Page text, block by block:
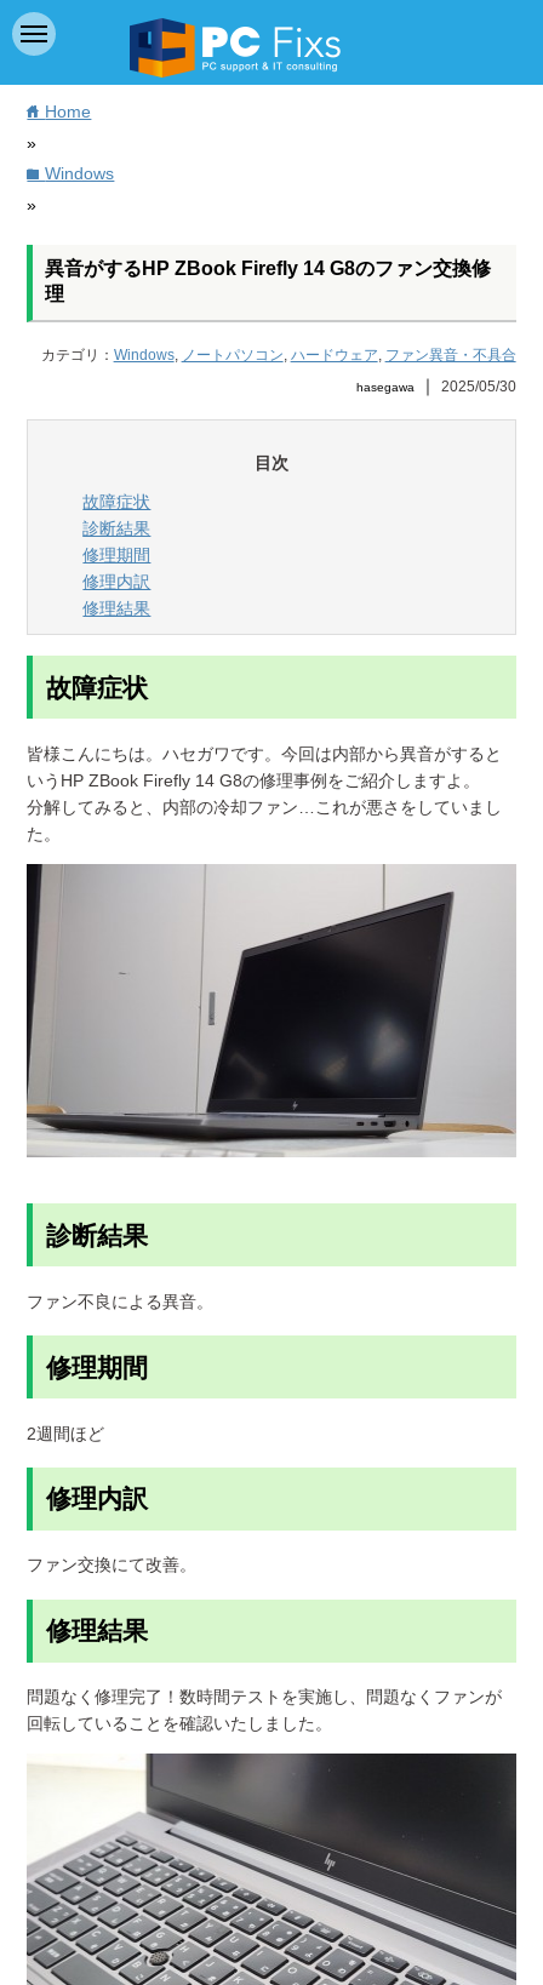
home Home
»
folderWindows
»
異音がするHP ZBook Firefly 14 G8のファン交換修
理
カテゴリ： Windows, ノートパソコン, ハードウェア, ファン異音・不具合
hasegawa ｜ 2025/05/30
目次
故障症状
診断結果
修理期間
修理内訳
修理結果
故障症状
皆様こんにちは。ハセガワです。今回は内部から異音がすると
いうHP ZBook Firefly 14 G8の修理事例をご紹介しますよ。
分解してみると、内部の冷却ファン…これが悪さをしていまし
た。
診断結果
ファン不良による異音。
修理期間
2週間ほど
修理内訳
ファン交換にて改善。
修理結果
問題なく修理完了！数時間テストを実施し、問題なくファンが
回転していることを確認いたしました。